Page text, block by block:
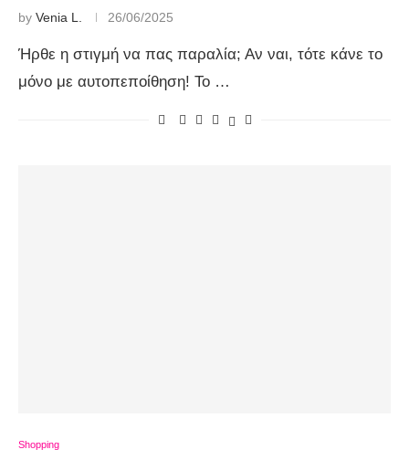
by Venia L. 26/06/2025
Ήρθε η στιγμή να πας παραλία; Αν ναι, τότε κάνε το
μόνο με αυτοπεποίθηση! Το …
Shopping